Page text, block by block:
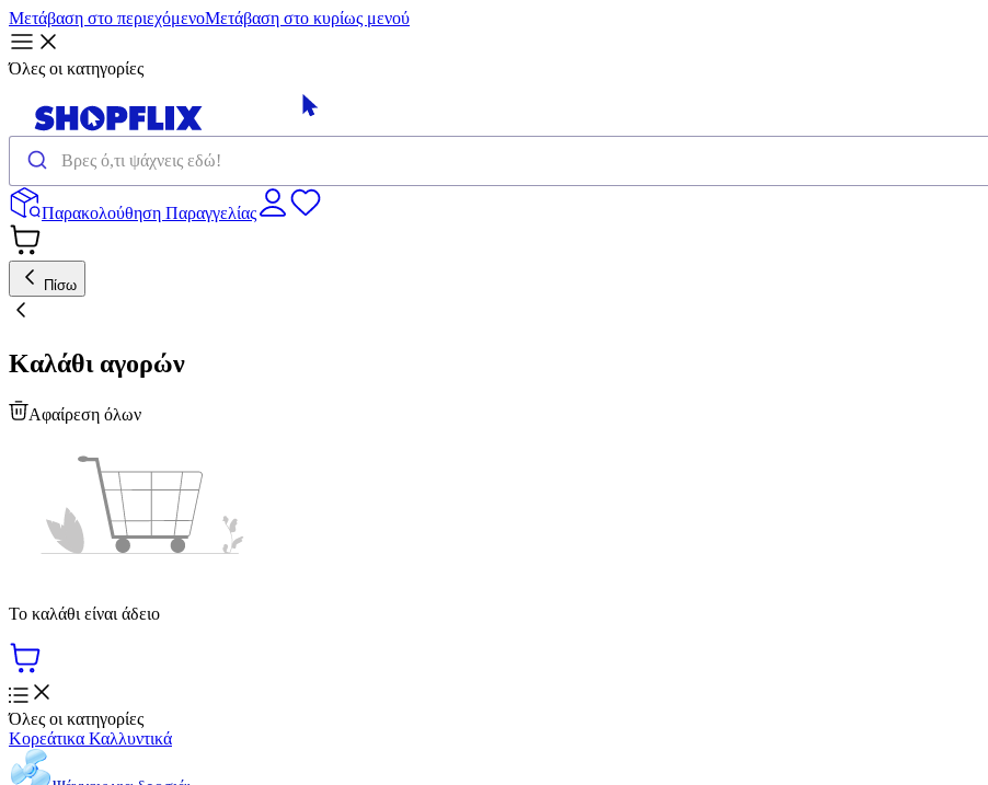
Μετάβαση στο περιεχόμενοΜετάβαση στο κυρίως μενού
Όλες οι κατηγορίες
Παρακολούθηση Παραγγελίας
Πίσω
Καλάθι αγορών
Αφαίρεση όλων
Το καλάθι είναι άδειο
Όλες οι κατηγορίες
Κορεάτικα Καλλυντικά